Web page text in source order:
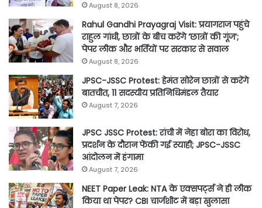
August 8, 2026
Rahul Gandhi Prayagraj Visit: प्रयागराज पहुंचे
राहुल गांधी, छात्रों के बीच करेंगे ‘छात्रों की गूंज’;
पेपर लीक और भर्तियों पर सरकार से सवाल
August 8, 2026
JPSC-JSSC Protest: हेमंत सोरेन छात्रों से करेंगे
बातचीत, 11 सदस्यीय प्रतिनिधिमंडल तैयार
August 7, 2026
JPSC JSSC Protest: रांची में नेहा बोरा का विरोध,
प्रदर्शन के दौरान फेंकी गई स्याही; JPSC-JSSC
आंदोलन में हंगामा
August 7, 2026
NEET Paper Leak: NTA के एक्सपर्ट्स ने ही लीक
किया था पेपर? CBI चार्जशीट में बड़ा खुलासा